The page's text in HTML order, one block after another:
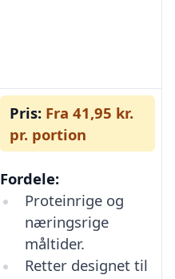
Pris: Fra 41,95 kr.
pr. portion
Fordele:
Proteinrige og
næringsrige
måltider.
Retter designet til